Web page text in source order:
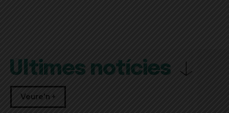
Últimes notícies
Veure'n +